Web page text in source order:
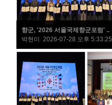
향군, '2026 서울국제향군포럼' ..
박현미 2026-07-28 오후 5:33:25